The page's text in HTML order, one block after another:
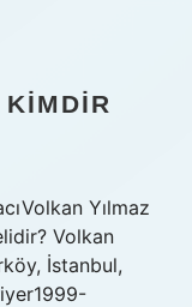
Yılmaz
Volkan
İstanbul,